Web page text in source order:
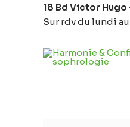
18 Bd Victor
Sur rdv du lundi
Navigation
des